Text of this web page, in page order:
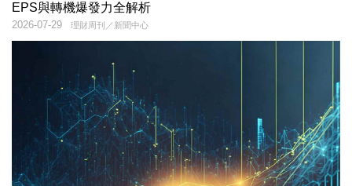
EPS與轉機爆發力全解析
理財周刊／新聞中心
2026-07-29